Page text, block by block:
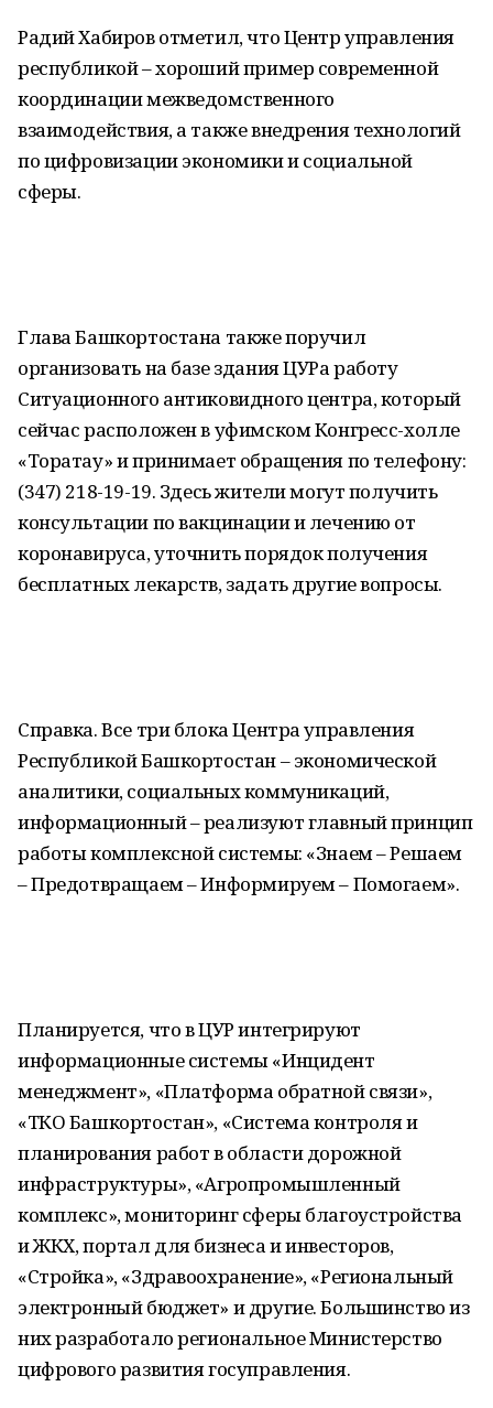
Радий Хабиров отметил, что Центр управления
республикой – хороший пример современной
координации межведомственного
взаимодействия, а также внедрения технологий
по цифровизации экономики и социальной
сферы.
Глава Башкортостана также поручил
организовать на базе здания ЦУРа работу
Ситуационного антиковидного центра, который
сейчас расположен в уфимском Конгресс-холле
«Торатау» и принимает обращения по телефону:
(347) 218-19-19. Здесь жители могут получить
консультации по вакцинации и лечению от
коронавируса, уточнить порядок получения
бесплатных лекарств, задать другие вопросы.
Справка. Все три блока Центра управления
Республикой Башкортостан – экономической
аналитики, социальных коммуникаций,
информационный – реализуют главный принцип
работы комплексной системы: «Знаем – Решаем
– Предотвращаем – Информируем – Помогаем».
Планируется, что в ЦУР интегрируют
информационные системы «Инцидент
менеджмент», «Платформа обратной связи»,
«ТКО Башкортостан», «Система контроля и
планирования работ в области дорожной
инфраструктуры», «Агропромышленный
комплекс», мониторинг сферы благоустройства
и ЖКХ, портал для бизнеса и инвесторов,
«Стройка», «Здравоохранение», «Региональный
электронный бюджет» и другие. Большинство из
них разработало региональное Министерство
цифрового развития госуправления.